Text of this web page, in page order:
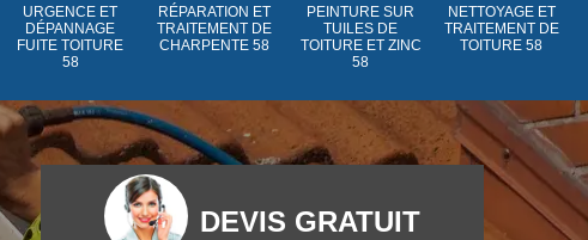
URGENCE ET
DÉPANNAGE
FUITE TOITURE
58
RÉPARATION ET
TRAITEMENT DE
CHARPENTE 58
PEINTURE SUR
TUILES DE
TOITURE ET ZINC
58
NETTOYAGE ET
TRAITEMENT DE
TOITURE 58
DEVIS GRATUIT